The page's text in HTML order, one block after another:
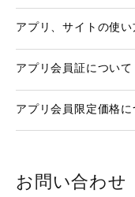
アプリ、サイトの使
アプリ会員証について
アプリ会員限定価格に
お問い合わせ